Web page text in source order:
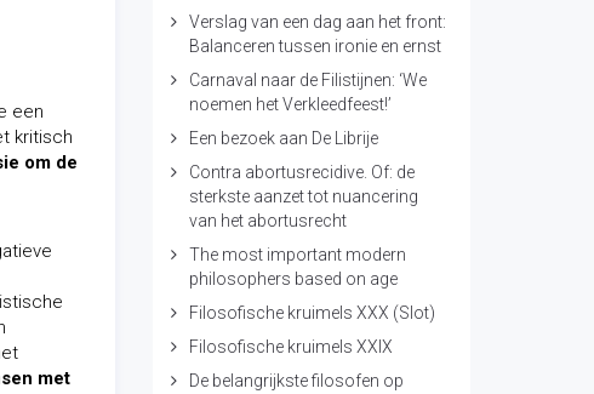
een
kritisch
om de
met
Verslag van een dag aan het front:
Balanceren tussen ironie en ernst
Carnaval naar de Filistijnen: ‘We
noemen het Verkleedfeest!’
Een bezoek aan De Librije
Contra abortusrecidive. Of: de
sterkste aanzet tot nuancering
van het abortusrecht
The most important modern
philosophers based on age
Filosofische kruimels XXX (Slot)
Filosofische kruimels XXIX
De belangrijkste filosofen op